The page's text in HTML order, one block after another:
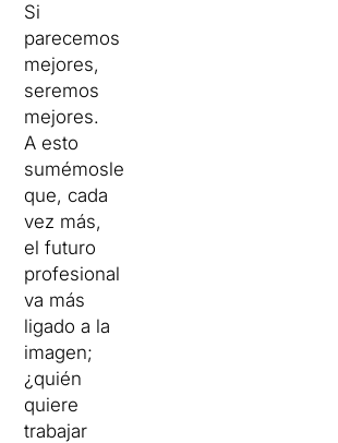
Si
parecemos
mejores,
seremos
mejores.
A esto
sumémosle
que, cada
vez más,
el futuro
profesional
va más
ligado a la
imagen;
¿quién
quiere
trabajar